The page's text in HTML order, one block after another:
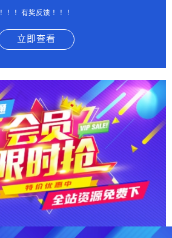
！！！有奖反馈 ！！！
立即查看